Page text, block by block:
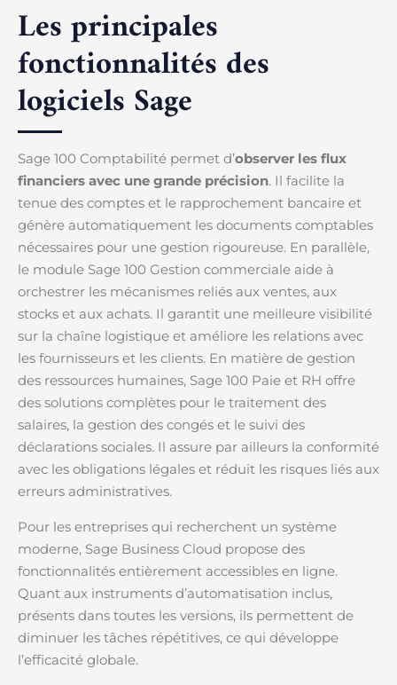
Les principales
fonctionnalités des
logiciels Sage
Sage 100 Comptabilité permet d’observer les flux
financiers avec une grande précision. Il facilite la
tenue des comptes et le rapprochement bancaire et
génère automatiquement les documents comptables
nécessaires pour une gestion rigoureuse. En parallèle,
le module Sage 100 Gestion commerciale aide à
orchestrer les mécanismes reliés aux ventes, aux
stocks et aux achats. Il garantit une meilleure visibilité
sur la chaîne logistique et améliore les relations avec
les fournisseurs et les clients. En matière de gestion
des ressources humaines, Sage 100 Paie et RH offre
des solutions complètes pour le traitement des
salaires, la gestion des congés et le suivi des
déclarations sociales. Il assure par ailleurs la conformité
avec les obligations légales et réduit les risques liés aux
erreurs administratives.
Pour les entreprises qui recherchent un système
moderne, Sage Business Cloud propose des
fonctionnalités entièrement accessibles en ligne.
Quant aux instruments d’automatisation inclus,
présents dans toutes les versions, ils permettent de
diminuer les tâches répétitives, ce qui développe
l’efficacité globale.